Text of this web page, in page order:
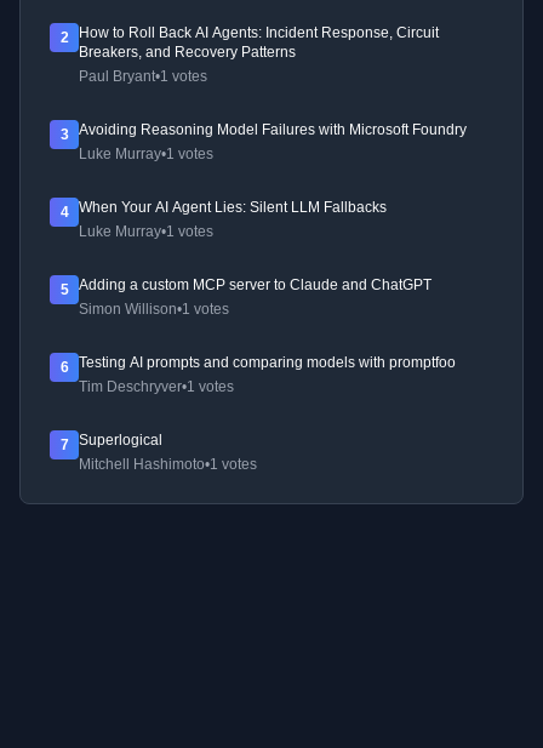
2
How to Roll Back AI Agents: Incident Response, Circuit
Breakers, and Recovery Patterns
Paul Bryant•1 votes
3
Avoiding Reasoning Model Failures with Microsoft Foundry
Luke Murray•1 votes
4
When Your AI Agent Lies: Silent LLM Fallbacks
Luke Murray•1 votes
5
Adding a custom MCP server to Claude and ChatGPT
Simon Willison•1 votes
6
Testing AI prompts and comparing models with promptfoo
Tim Deschryver•1 votes
7
Superlogical
Mitchell Hashimoto•1 votes